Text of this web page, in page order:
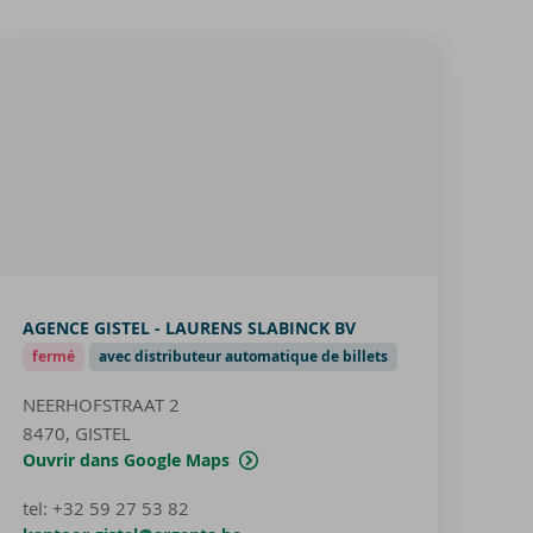
AGENCE GISTEL - LAURENS SLABINCK BV
fermé avec distributeur automatique de billets
NEERHOFSTRAAT 2
8470, GISTEL
Ouvrir dans Google Maps
tel: +32 59 27 53 82